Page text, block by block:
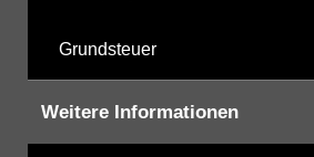
Grundsteuer
Weitere Informationen